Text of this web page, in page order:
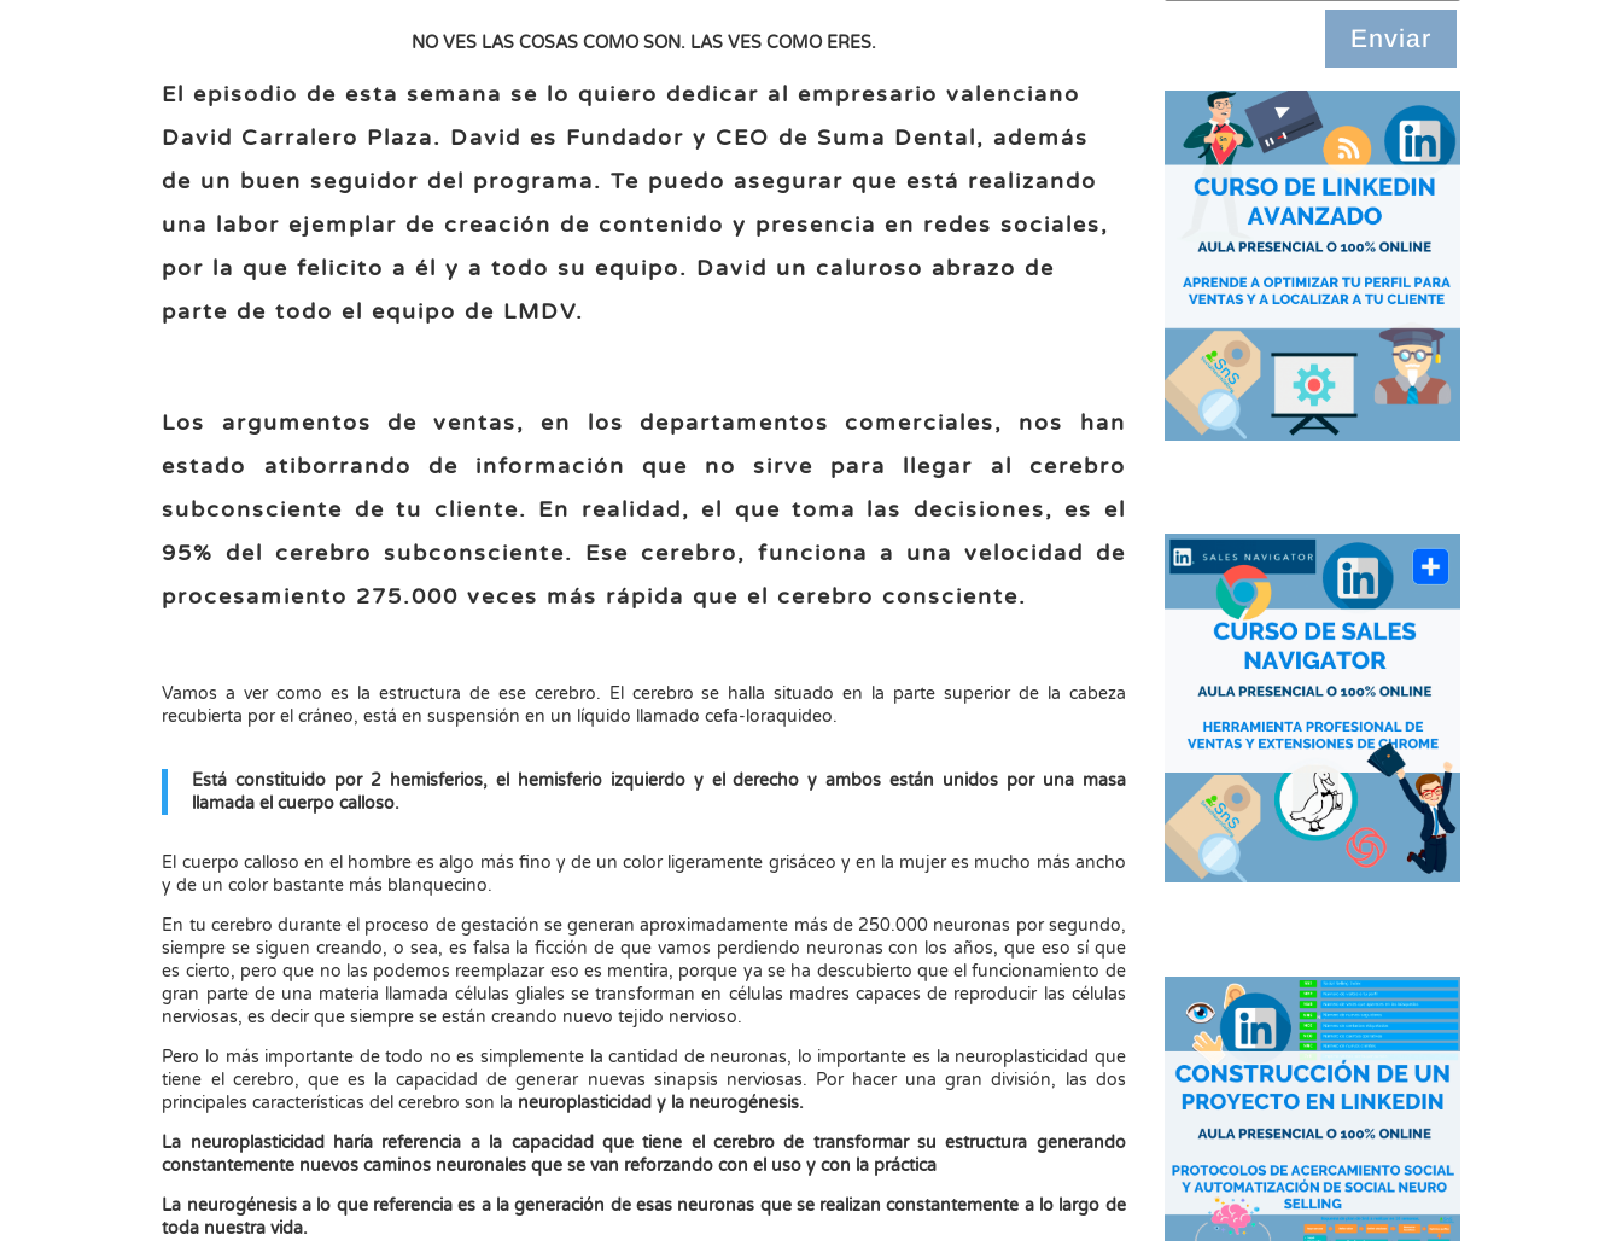
NO VES LAS COSAS COMO SON. LAS VES COMO ERES.
El episodio de esta semana se lo quiero dedicar al empresario valenciano
David Carralero Plaza. David es Fundador y CEO de Suma Dental, además
de un buen seguidor del programa. Te puedo asegurar que está realizando
una labor ejemplar de creación de contenido y presencia en redes sociales,
por la que felicito a él y a todo su equipo. David un caluroso abrazo de
parte de todo el equipo de LMDV.
Los argumentos de ventas, en los departamentos comerciales, nos han
estado atiborrando de información que no sirve para llegar al cerebro
subconsciente de tu cliente. En realidad, el que toma las decisiones, es el
95% del cerebro subconsciente. Ese cerebro, funciona a una velocidad de
procesamiento 275.000 veces más rápida que el cerebro consciente.
Vamos a ver como es la estructura de ese cerebro. El cerebro se halla situado en la parte superior de la cabeza
recubierta por el cráneo, está en suspensión en un líquido llamado cefa-loraquideo.
Está constituido por 2 hemisferios, el hemisferio izquierdo y el derecho y ambos están unidos por una masa
llamada el cuerpo calloso.
El cuerpo calloso en el hombre es algo más fino y de un color ligeramente grisáceo y en la mujer es mucho más ancho
y de un color bastante más blanquecino.
En tu cerebro durante el proceso de gestación se generan aproximadamente más de 250.000 neuronas por segundo,
siempre se siguen creando, o sea, es falsa la ficción de que vamos perdiendo neuronas con los años, que eso sí que
es cierto, pero que no las podemos reemplazar eso es mentira, porque ya se ha descubierto que el funcionamiento de
gran parte de una materia llamada células gliales se transforman en células madres capaces de reproducir las células
nerviosas, es decir que siempre se están creando nuevo tejido nervioso.
Pero lo más importante de todo no es simplemente la cantidad de neuronas, lo importante es la neuroplasticidad que
tiene el cerebro, que es la capacidad de generar nuevas sinapsis nerviosas. Por hacer una gran división, las dos
principales características del cerebro son la neuroplasticidad y la neurogénesis.
La neuroplasticidad haría referencia a la capacidad que tiene el cerebro de transformar su estructura generando
constantemente nuevos caminos neuronales que se van reforzando con el uso y con la práctica
La neurogénesis a lo que referencia es a la generación de esas neuronas que se realizan constantemente a lo largo de
toda nuestra vida.
Enviar